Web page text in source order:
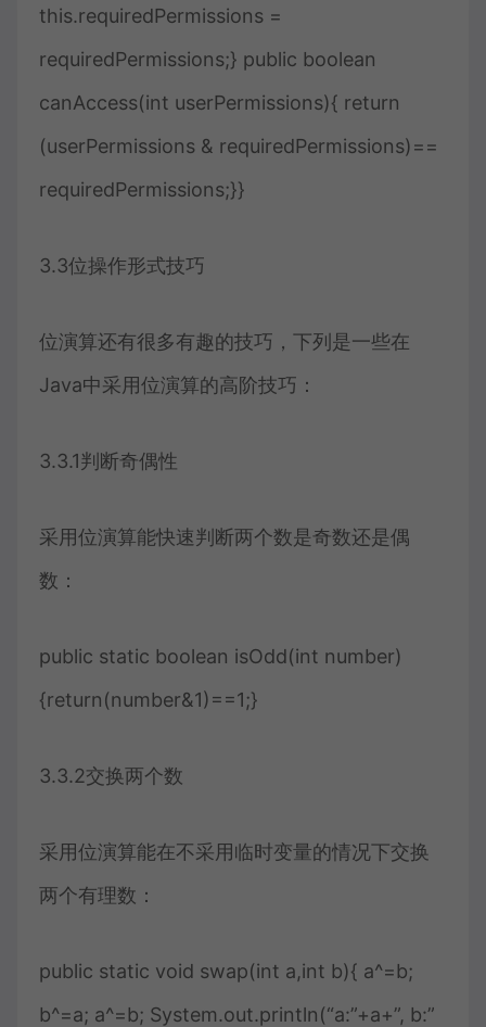
this.requiredPermissions =
requiredPermissions;} public boolean
canAccess(int userPermissions){ return
(userPermissions & requiredPermissions)==
requiredPermissions;}}
3.3位操作形式技巧
位演算还有很多有趣的技巧，下列是一些在
Java中采用位演算的高阶技巧：
3.3.1判断奇偶性
采用位演算能快速判断两个数是奇数还是偶
数：
public static boolean isOdd(int number)
{return(number&1)==1;}
3.3.2交换两个数
采用位演算能在不采用临时变量的情况下交换
两个有理数：
public static void swap(int a,int b){ a^=b;
b^=a; a^=b; System.out.println(“a:”+a+”, b:”